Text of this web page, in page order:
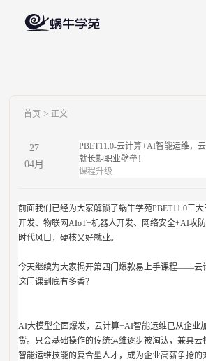
首页 > 正文
27
04月
PBET11.0-云计算+AI智能运维，
就长期职业壁垒！
课程升级
前面我们已经为大家解锁了蜗牛学苑PBET11.0三
开发、物联网AIoT+机器人开发、网络安全+AI攻
时代风口，硬核又好就业。
今天继续为大家揭开第四门爆款易上手课程——云
这门课到底有多香？
AI大模型全面爆发，云计算+AI智能运维已从企业
货。只会基础操作的传统运维逐步被淘汰，兼具
智能运维技能的复合型人才，成为企业高薪争抢的